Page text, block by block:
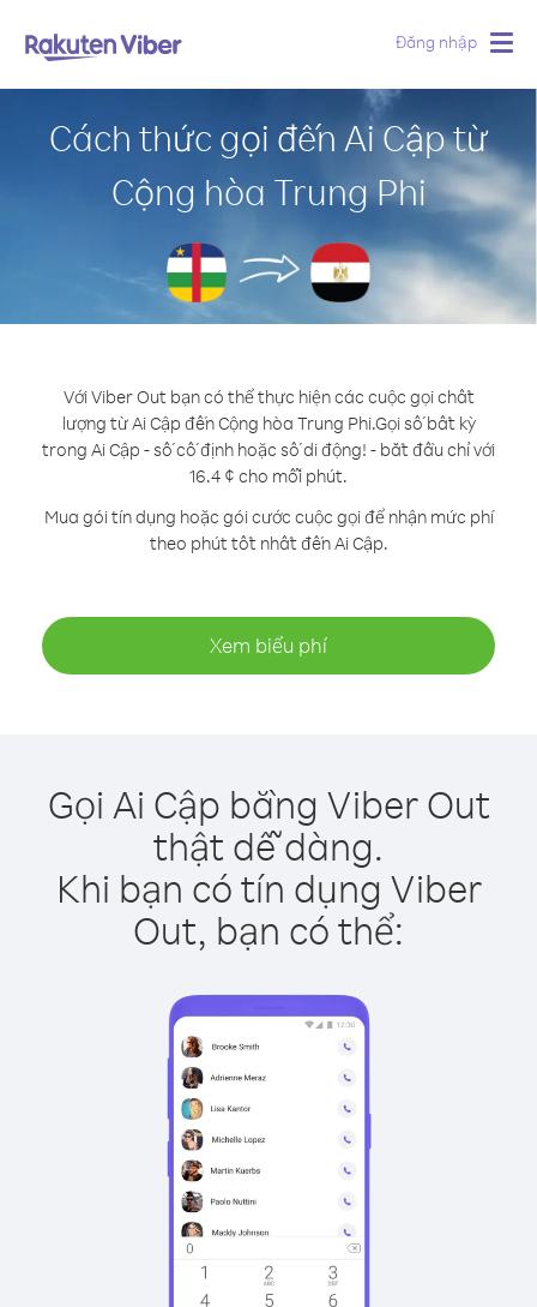
Đăng nhập
Cách thức gọi đến Ai Cập từ
Cộng hòa Trung Phi
Với Viber Out bạn có thể thực hiện các cuộc gọi chất
lượng từ Ai Cập đến Cộng hòa Trung Phi.Gọi số bất kỳ
trong Ai Cập - số cố định hoặc số di động! - bắt đầu chỉ với
16.4 ¢ cho mỗi phút.
Mua gói tín dụng hoặc gói cước cuộc gọi để nhận mức phí
theo phút tốt nhất đến Ai Cập.
Xem biểu phí
Gọi Ai Cập bằng Viber Out
thật dễ dàng.
Khi bạn có tín dụng Viber
Out, bạn có thể: